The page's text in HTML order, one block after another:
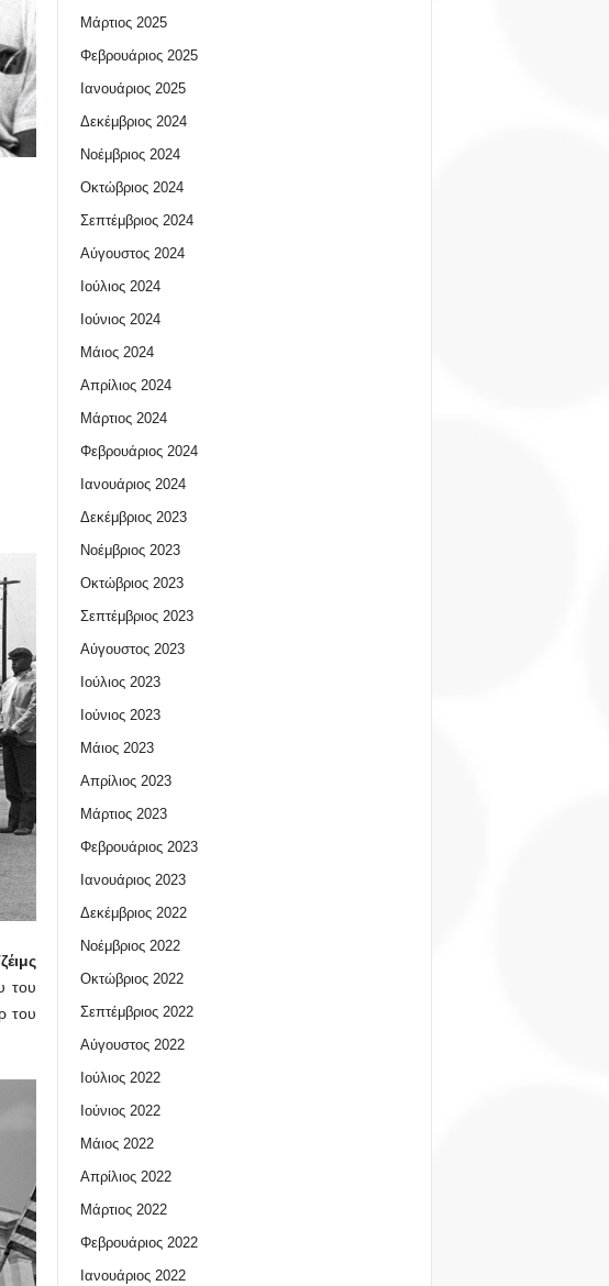
του
του
Μάρτιος 2025
Φεβρουάριος 2025
Ιανουάριος 2025
Δεκέμβριος 2024
Νοέμβριος 2024
Οκτώβριος 2024
Σεπτέμβριος 2024
Αύγουστος 2024
Ιούλιος 2024
Ιούνιος 2024
Μάιος 2024
Απρίλιος 2024
Μάρτιος 2024
Φεβρουάριος 2024
Ιανουάριος 2024
Δεκέμβριος 2023
Νοέμβριος 2023
Οκτώβριος 2023
Σεπτέμβριος 2023
Αύγουστος 2023
Ιούλιος 2023
Ιούνιος 2023
Μάιος 2023
Απρίλιος 2023
Μάρτιος 2023
Φεβρουάριος 2023
Ιανουάριος 2023
Δεκέμβριος 2022
Νοέμβριος 2022
Οκτώβριος 2022
Σεπτέμβριος 2022
Αύγουστος 2022
Ιούλιος 2022
Ιούνιος 2022
Μάιος 2022
Απρίλιος 2022
Μάρτιος 2022
Φεβρουάριος 2022
Ιανουάριος 2022